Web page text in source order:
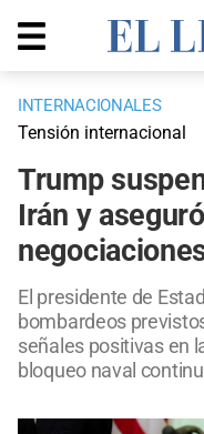
INTERNACIONALES
Tensión internacional
Trump
Irán y
El presidente de
bombardeos
señales positivas en
bloqueo naval